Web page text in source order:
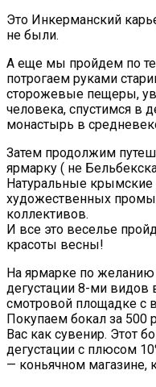
Это Инкерманский
не были.
А еще мы пройдем по
потрогаем руками
сторожевые пещеры,
человека, спустимся
монастырь в
Затем продолжим
ярмарку ( не
Натуральные крымские
художественных
коллективов.
И все это веселье
красоты весны!
На ярмарке по
дегустации 8-ми видов
смотровой площадке с
Покупаем бокал за 500
Вас как сувенир. Этот
дегустации с плюсом
— коньячном